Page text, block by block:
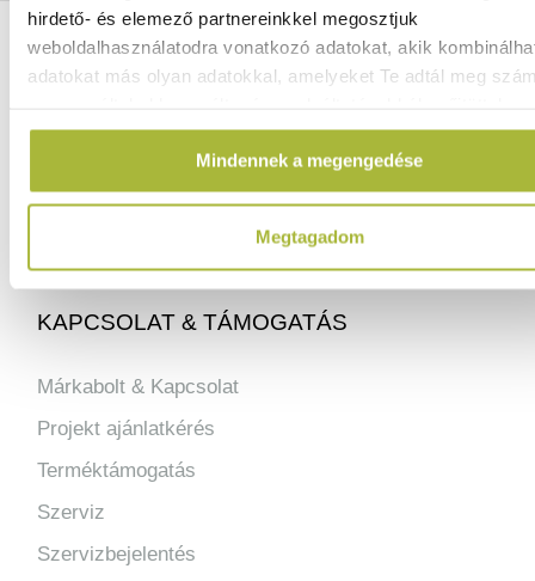
hirdető- és elemező partnereinkkel megosztjuk
weboldalhasználatodra vonatkozó adatokat, akik
adatokat más olyan adatokkal, amelyeket Te adtál meg
Mindennek a megengedése
Megtagadom
ELÉRHETŐSÉGEINK
info@hfse.hu
KAPCSOLAT & TÁMOGATÁS
Márkabolt & Kapcsolat
Projekt ajánlatkérés
Terméktámogatás
Szerviz
Szervizbejelentés